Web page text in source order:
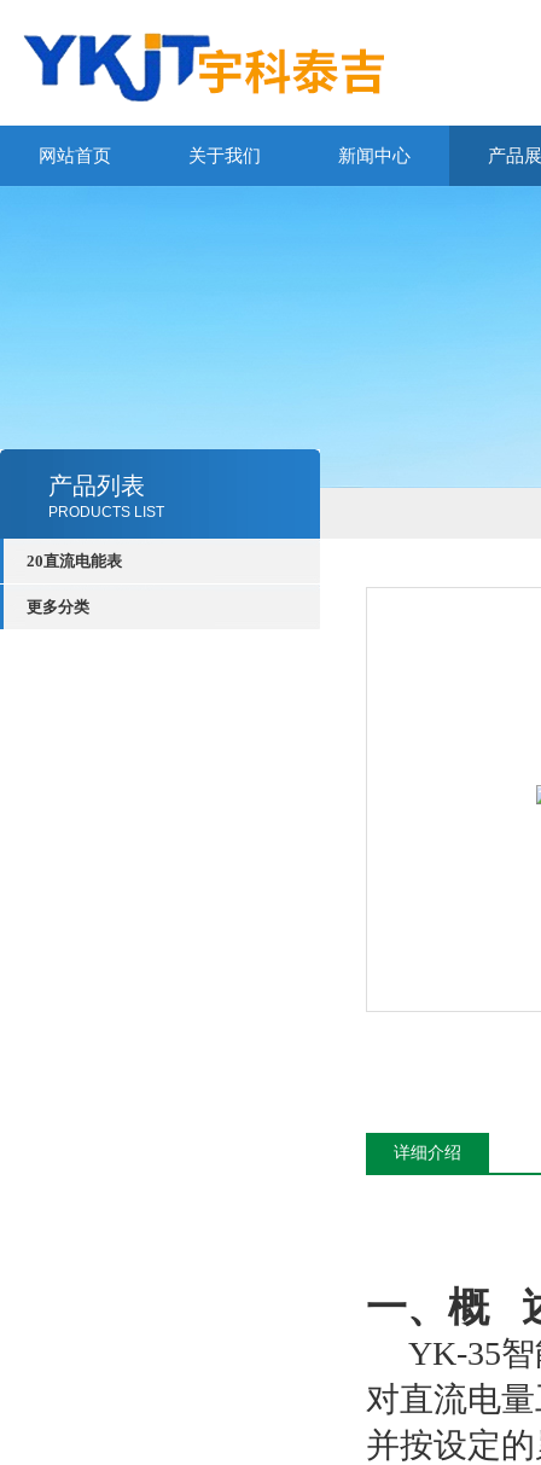
网站首页 关于我们 新闻中心 产品
产品列表
PRODUCTS LIST
20直流电能表
更多分类
详细介绍
一、概
YK-35
对直流电
并按设定